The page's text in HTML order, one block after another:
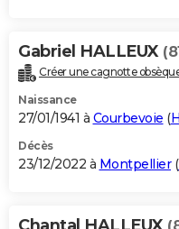
Gabriel HALLEUX
Créer une cagnotte
Naissance
27/01/1941 à Courbevoie (
Décès
23/12/2022 à Montpellier(